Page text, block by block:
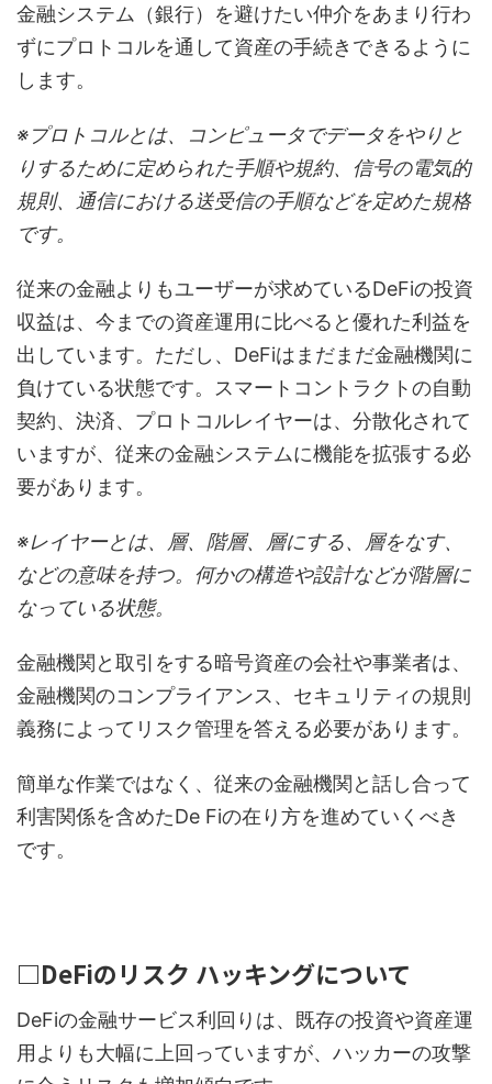
金融システム（銀行）を避けたい仲介をあまり行わ
ずにプロトコルを通して資産の手続きできるように
します。
※プロトコルとは、コンピュータでデータをやりと
りするために定められた手順や規約、信号の電気的
規則、通信における送受信の手順などを定めた規格
です。
従来の金融よりもユーザーが求めているDeFiの投資
収益は、今までの資産運用に比べると優れた利益を
出しています。ただし、DeFiはまだまだ金融機関に
負けている状態です。スマートコントラクトの自動
契約、決済、プロトコルレイヤーは、分散化されて
いますが、従来の金融システムに機能を拡張する必
要があります。
※レイヤーとは、層、階層、層にする、層をなす、
などの意味を持つ。何かの構造や設計などが階層に
なっている状態。
金融機関と取引をする暗号資産の会社や事業者は、
金融機関のコンプライアンス、セキュリティの規則
義務によってリスク管理を答える必要があります。
簡単な作業ではなく、従来の金融機関と話し合って
利害関係を含めたDe Fiの在り方を進めていくべき
です。
□DeFiのリスク ハッキングについて
DeFiの金融サービス利回りは、既存の投資や資産運
用よりも大幅に上回っていますが、ハッカーの攻撃